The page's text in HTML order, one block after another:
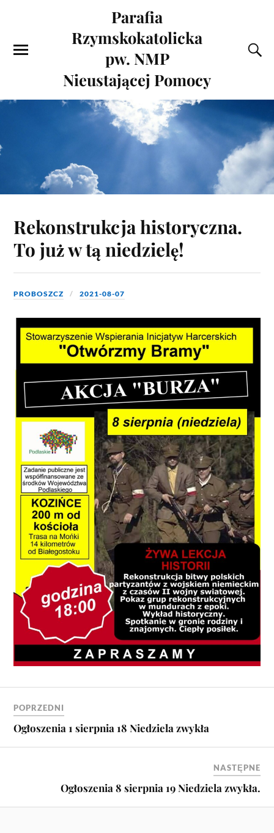
Parafia
Rzymskokatolicka
pw. NMP
Nieustającej Pomocy
Rekonstrukcja historyczna.
To już w tą niedzielę!
PROBOSZCZ 2021-08-07
POPRZEDNI
Ogłoszenia 1 sierpnia 18 Niedziela zwykła
NASTĘPNE
Ogłoszenia 8 sierpnia 19 Niedziela zwykła.